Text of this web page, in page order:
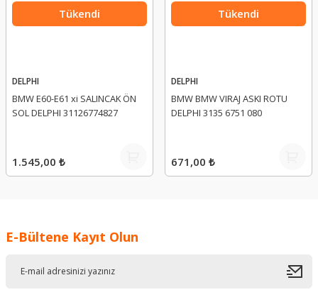
Tükendi
DELPHI
BMW E60-E61 xi SALINCAK ÖN
SOL DELPHI 31126774827
1.545,00 ₺
Tükendi
DELPHI
BMW BMW VIRAJ ASKI ROTU
DELPHI 3135 6751 080
671,00 ₺
E-Bültene Kayıt Olun